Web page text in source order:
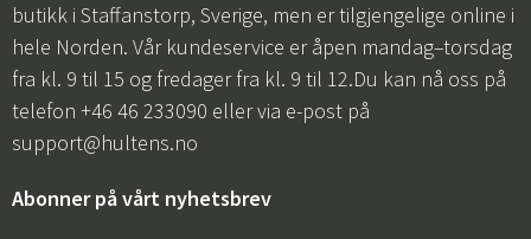
butikk i Staffanstorp, Sverige, men er tilgjengelige online i
hele Norden. Vår kundeservice er åpen mandag–torsdag
fra kl. 9 til 15 og fredager fra kl. 9 til 12.Du kan nå oss på
telefon +46 46 233090 eller via e-post på
support@hultens.no
Abonner på vårt nyhetsbrev